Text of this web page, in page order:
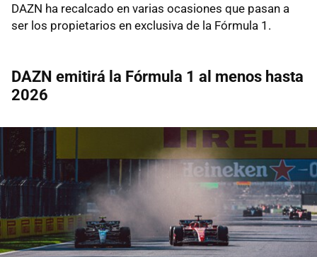
DAZN ha recalcado en varias ocasiones que pasan a
ser los propietarios en exclusiva de la Fórmula 1.
DAZN emitirá la Fórmula 1 al menos hasta
2026